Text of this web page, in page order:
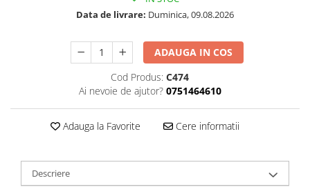
Data de livrare: Duminica, 09.08.2026
ADAUGA IN COS
Cod Produs: C474
Ai nevoie de ajutor? 0751464610
Adauga la Favorite Cere informatii
Descriere